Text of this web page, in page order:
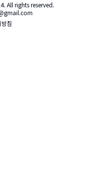
All rights reserved.
침